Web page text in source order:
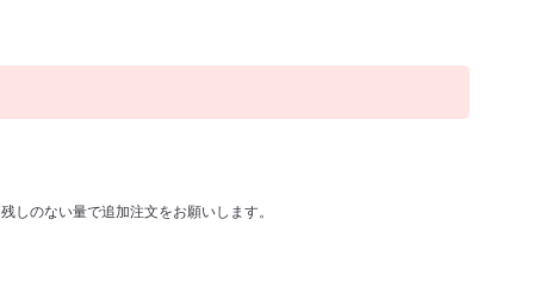
しのない量で追加注文をお願いします。